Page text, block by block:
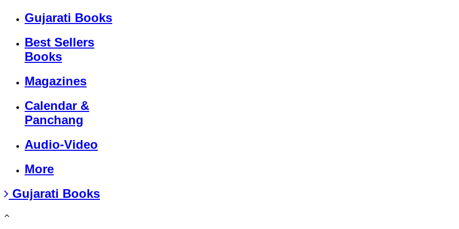
Gujarati Books
Best Sellers
Books
Magazines
Calendar &
Panchang
Audio-Video
More
Gujarati Books